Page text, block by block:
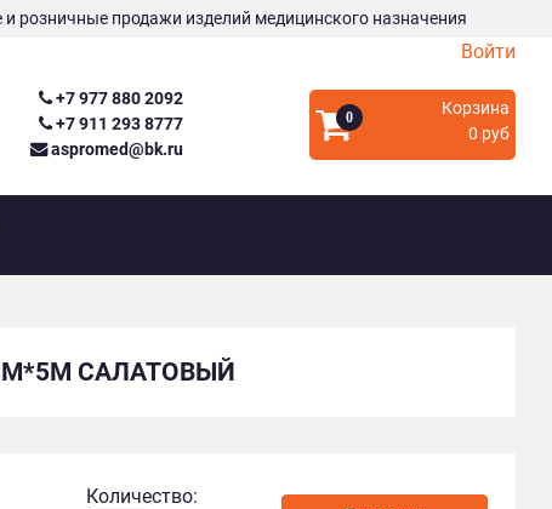
розничные продажи изделий медицинского назначения
Войти
+7 977 880 2092
+7 911 293 8777
aspromed@bk.ru
0
Корзина
0 руб
САЛАТОВЫЙ
Количество: